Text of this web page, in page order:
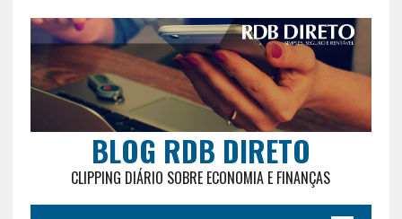
BLOG RDB DIRETO
CLIPPING DIÁRIO SOBRE ECONOMIA E FINANÇAS